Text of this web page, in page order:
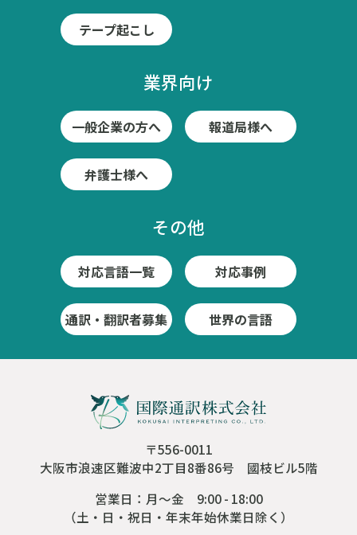
テープ起こし
業界向け
一般企業の方へ 報道局様へ
弁護士様へ
その他
対応言語一覧 対応事例
通訳・翻訳者募集 世界の言語
〒556-0011
大阪市浪速区難波中2丁目8番86号 國枝ビル5階
営業日：月～金 9:00 - 18:00
（土・日・祝日・年末年始休業日除く）